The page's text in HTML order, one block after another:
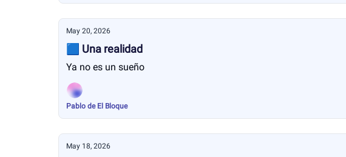
May 20, 2026
🟦 Una realidad
Ya no es un sueño
Pablo de El Bloque
May 18, 2026